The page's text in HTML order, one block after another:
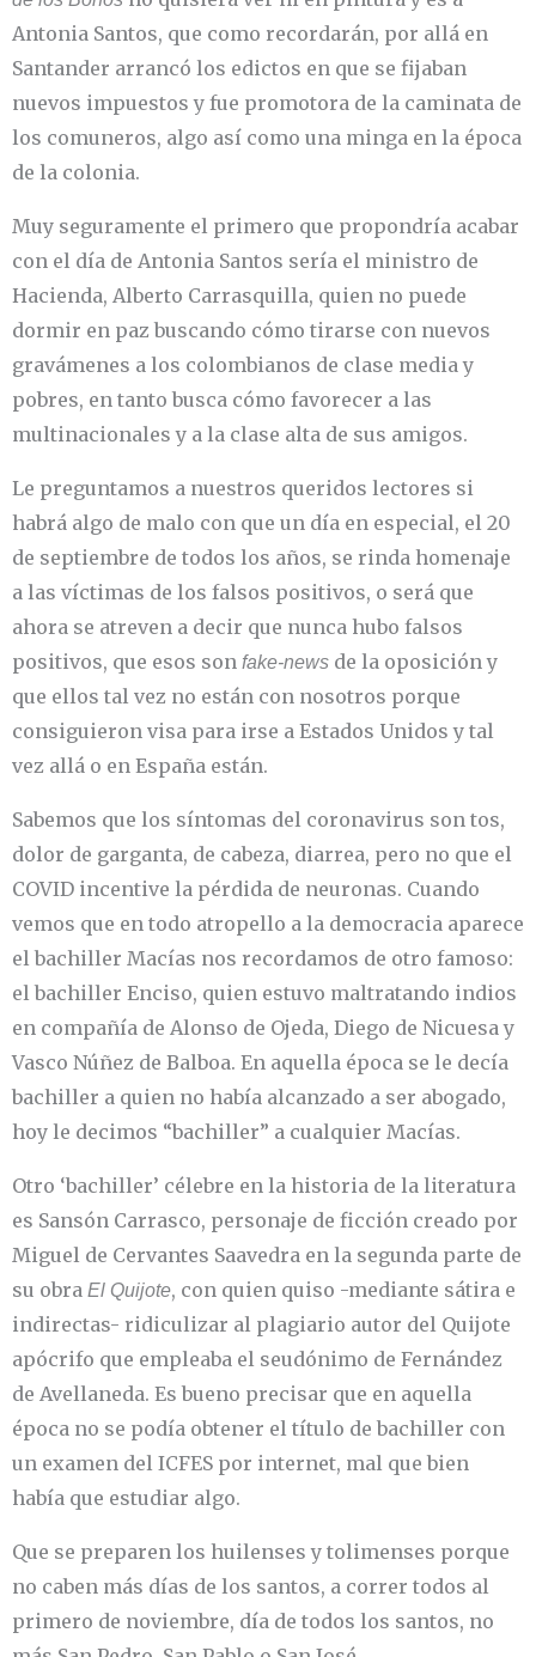
Antonia Santos, que como recordarán, por allá en
Santander arrancó los edictos en que se fijaban
nuevos impuestos y fue promotora de la caminata de
los comuneros, algo así como una minga en la época
de la colonia.
Muy seguramente el primero que propondría acabar
con el día de Antonia Santos sería el ministro de
Hacienda, Alberto Carrasquilla, quien no puede
dormir en paz buscando cómo tirarse con nuevos
gravámenes a los colombianos de clase media y
pobres, en tanto busca cómo favorecer a las
multinacionales y a la clase alta de sus amigos.
Le preguntamos a nuestros queridos lectores si
habrá algo de malo con que un día en especial, el 20
de septiembre de todos los años, se rinda homenaje
a las víctimas de los falsos positivos, o será que
ahora se atreven a decir que nunca hubo falsos
positivos, que esos son fake-news de la oposición y
que ellos tal vez no están con nosotros porque
consiguieron visa para irse a Estados Unidos y tal
vez allá o en España están.
Sabemos que los síntomas del coronavirus son tos,
dolor de garganta, de cabeza, diarrea, pero no que el
COVID incentive la pérdida de neuronas. Cuando
vemos que en todo atropello a la democracia aparece
el bachiller Macías nos recordamos de otro famoso:
el bachiller Enciso, quien estuvo maltratando indios
en compañía de Alonso de Ojeda, Diego de Nicuesa y
Vasco Núñez de Balboa. En aquella época se le decía
bachiller a quien no había alcanzado a ser abogado,
hoy le decimos “bachiller” a cualquier Macías.
Otro ‘bachiller’ célebre en la historia de la literatura
es Sansón Carrasco, personaje de ficción creado por
Miguel de Cervantes Saavedra en la segunda parte de
su obra El Quijote, con quien quiso -mediante sátira e
indirectas- ridiculizar al plagiario autor del Quijote
apócrifo que empleaba el seudónimo de Fernández
de Avellaneda. Es bueno precisar que en aquella
época no se podía obtener el título de bachiller con
un examen del ICFES por internet, mal que bien
había que estudiar algo.
Que se preparen los huilenses y tolimenses porque
no caben más días de los santos, a correr todos al
primero de noviembre, día de todos los santos, no